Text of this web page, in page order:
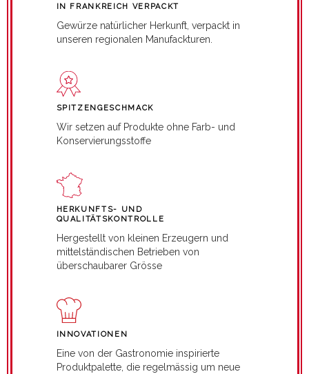
IN FRANKREICH VERPACKT
Gewürze natürlicher Herkunft, verpackt in
unseren regionalen Manufackturen.
SPITZENGESCHMACK
Wir setzen auf Produkte ohne Farb- und
Konservierungsstoffe
HERKUNFTS- UND
QUALITÄTSKONTROLLE
Hergestellt von kleinen Erzeugern und
mittelständischen Betrieben von
überschaubarer Grösse
INNOVATIONEN
Eine von der Gastronomie inspirierte
Produktpalette, die regelmässig um neue